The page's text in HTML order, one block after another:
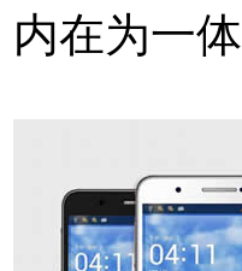
内在为一